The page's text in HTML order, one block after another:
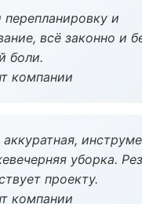
перепланировку и
всё законно и
боли.
компании
уборка.
проекту.
компании